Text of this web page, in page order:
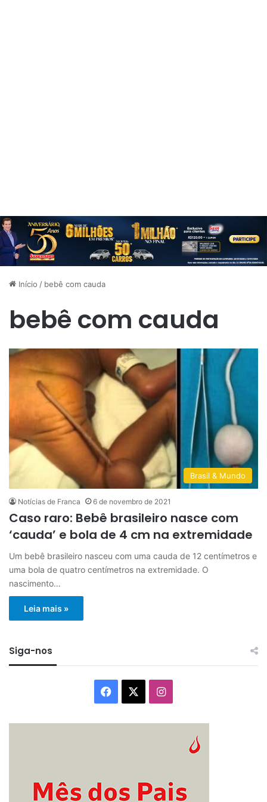
Início / bebê com cauda
bebê com cauda
Brasil & Mundo
Notícias de Franca 6 de novembro de 2021
Caso raro: Bebê brasileiro nasce com
‘cauda’ e bola de 4 cm na extremidade
Um bebê brasileiro nasceu com uma cauda de 12 centímetros e
uma bola de quatro centímetros na extremidade. O
nascimento…
Leia mais »
Siga-nos
Facebook Instagram